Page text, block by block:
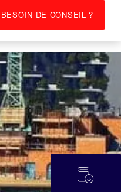
BESOIN DE CONSEIL ?
蠟